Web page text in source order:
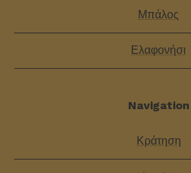
Μπάλος
Ελαφονήσι
Navigation
Κράτηση